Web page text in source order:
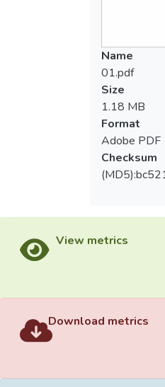
Name
01.pdf
Size
1.18 MB
Format
Adobe PDF
Checksum
View metrics
Download metrics